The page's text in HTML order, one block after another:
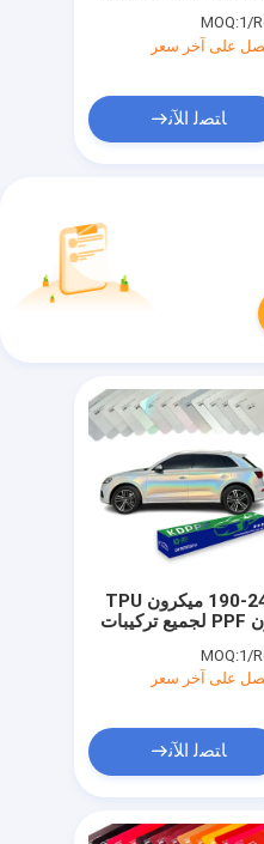
MOQ:1/
على آخر سعر
ﺎﺘﺼﻟ ﺍﻶﻧ
190-240 ميكرون TPU
لون PPF لجميع تركيبات
MOQ:1/
على آخر سعر
ﺎﺘﺼﻟ ﺍﻶﻧ